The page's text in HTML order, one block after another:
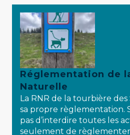
Réglementation de
Naturelle
La RNR de la tourbière des
sa propre règlementation.
pas d’interdire toutes les
seulement de